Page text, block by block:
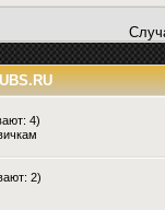
4)
2)